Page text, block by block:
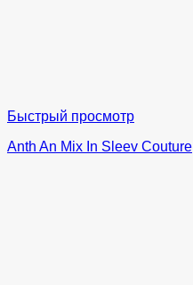
Быстрый просмотр
Anth An Mix In Sleev Couture